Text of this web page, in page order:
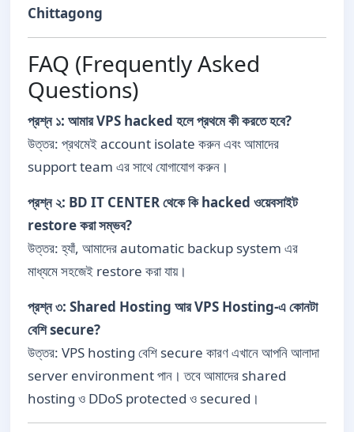
Chittagong
FAQ (Frequently Asked
Questions)
প্রশ্ন ১: আমার VPS hacked হলে প্রথমে কী করতে হবে?
উত্তর: প্রথমেই account isolate করুন এবং আমাদের
support team এর সাথে যোগাযোগ করুন।
প্রশ্ন ২: BD IT CENTER থেকে কি hacked ওয়েবসাইট
restore করা সম্ভব?
উত্তর: হ্যাঁ, আমাদের automatic backup system এর
মাধ্যমে সহজেই restore করা যায়।
প্রশ্ন ৩: Shared Hosting আর VPS Hosting-এ কোনটা
বেশি secure?
উত্তর: VPS hosting বেশি secure কারণ এখানে আপনি আলাদা
server environment পান। তবে আমাদের shared
hosting ও DDoS protected ও secured।